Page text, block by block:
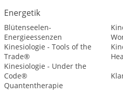
Energetik
Blütenseelen-
Energieessenzen
Kinesiologie - Tools of the
Trade®
Kinesiologie - Under the
Code®
Quantentherapie